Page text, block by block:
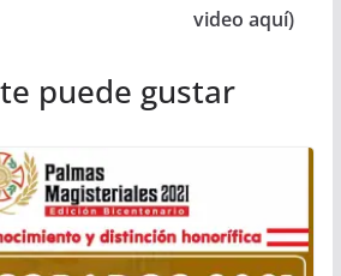
video aquí)
puede gustar